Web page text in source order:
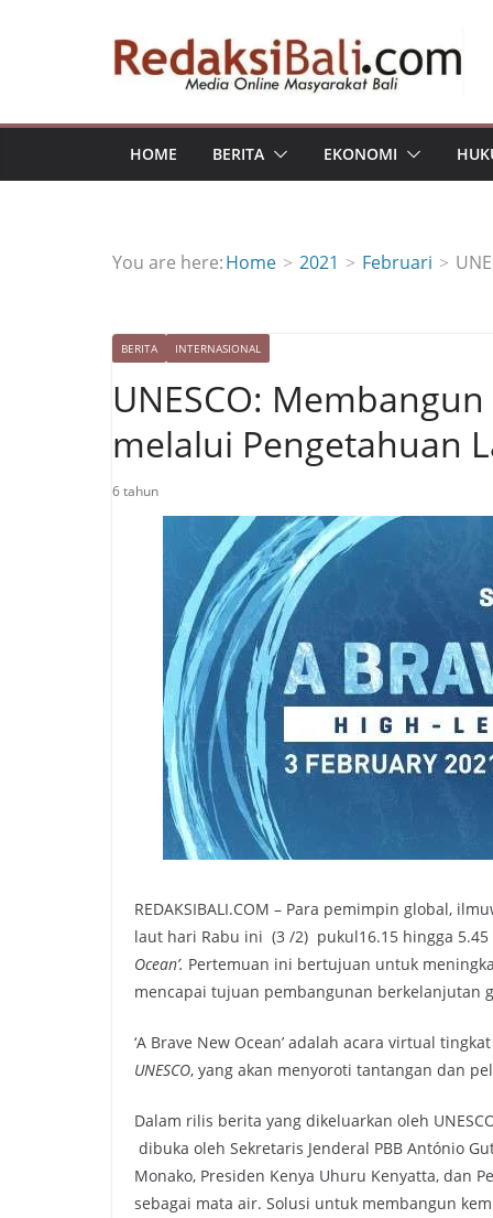
HOME BERITA EKONOMI
You are here:Home 2021 Februari
BERITA INTERNASIONAL
UNESCO:
melalui Pengetahuan
6 tahun
REDAKSIBALI.COM – Para pemimpin global,
laut hari Rabu ini (3 /2) pukul16.15 hingga
Ocean’. Pertemuan ini bertujuan untuk
mencapai tujuan pembangunan berkelanjutan
‘A Brave New Ocean’ adalah acara virtual
UNESCO, yang akan menyoroti tantangan dan
Dalam rilis berita yang dikeluarkan oleh
dibuka oleh Sekretaris Jenderal PBB António
Monako, Presiden Kenya Uhuru Kenyatta, dan
sebagai mata air. Solusi untuk membangun